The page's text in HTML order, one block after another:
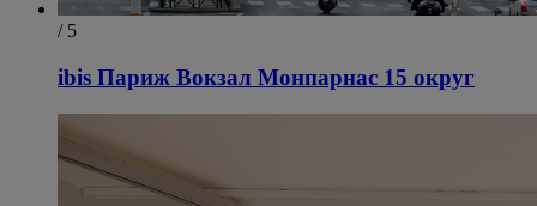
/ 5
ibis Париж Вокзал Монпарнас 15 округ